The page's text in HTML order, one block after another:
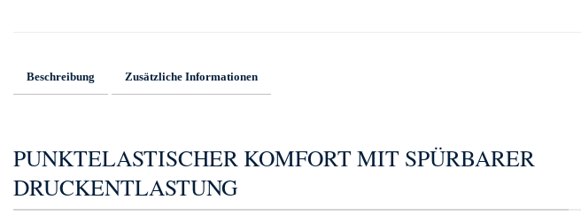
Beschreibung Zusätzliche Informationen
PUNKTELASTISCHER KOMFORT MIT SPÜRBARER
DRUCKENTLASTUNG